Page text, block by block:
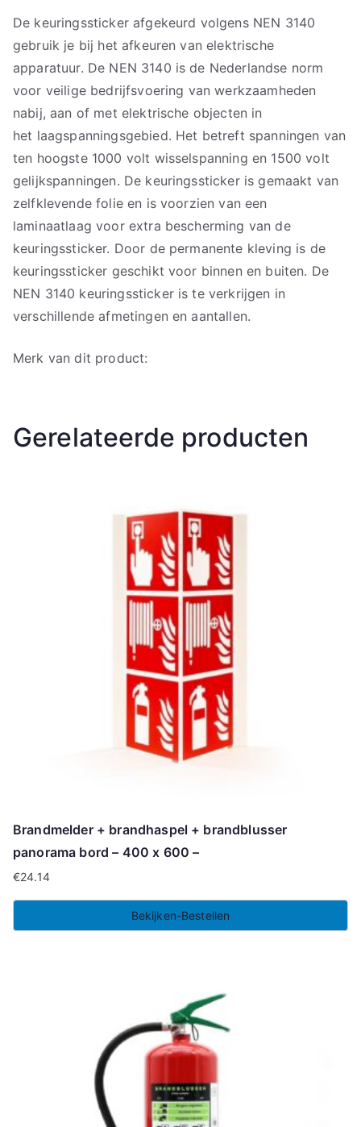
De keuringssticker afgekeurd volgens NEN 3140
gebruik je bij het afkeuren van elektrische
apparatuur. De NEN 3140 is de Nederlandse norm
voor veilige bedrijfsvoering van werkzaamheden
nabij, aan of met elektrische objecten in
het laagspanningsgebied. Het betreft spanningen van
ten hoogste 1000 volt wisselspanning en 1500 volt
gelijkspanningen. De keuringssticker is gemaakt van
zelfklevende folie en is voorzien van een
laminaatlaag voor extra bescherming van de
keuringssticker. Door de permanente kleving is de
keuringssticker geschikt voor binnen en buiten. De
NEN 3140 keuringssticker is te verkrijgen in
verschillende afmetingen en aantallen.
Merk van dit product:
Gerelateerde producten
Brandmelder + brandhaspel + brandblusser
panorama bord – 400 x 600 –
€24.14
Bekijken-Bestellen